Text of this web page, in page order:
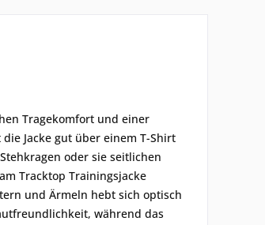
Tragekomfort und einer
Jacke gut über einem T-Shirt
oder sie seitlichen
Tracktop Trainingsjacke
und Ärmeln hebt sich optisch
während das